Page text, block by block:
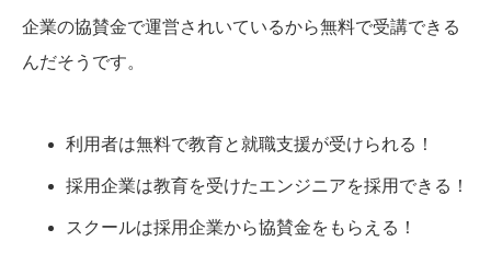
企業の協賛金で運営されいているから無料で受講できる
んだそうです。
利用者は無料で教育と就職支援が受けられる！
採用企業は教育を受けたエンジニアを採用できる！
スクールは採用企業から協賛金をもらえる！